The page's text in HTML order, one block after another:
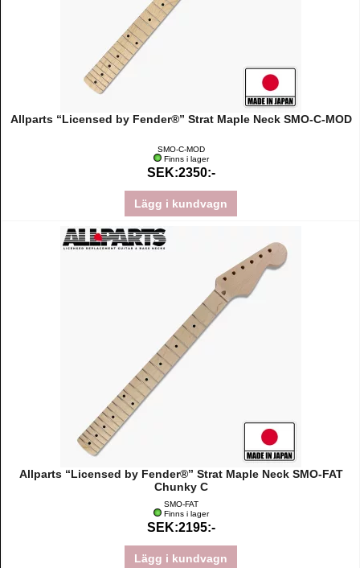
Allparts “Licensed by Fender®” Strat Maple Neck SMO-C-MOD
SMO-C-MOD
Finns i lager
SEK:2350:-
Lägg i kundvagn
Allparts “Licensed by Fender®” Strat Maple Neck SMO-FAT
Chunky C
SMO-FAT
Finns i lager
SEK:2195:-
Lägg i kundvagn